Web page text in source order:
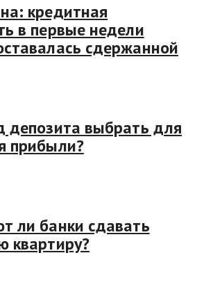
кредитная
в первые недели
сдержанной
депозита выбрать для
прибыли?
ли банки сдавать
квартиру?